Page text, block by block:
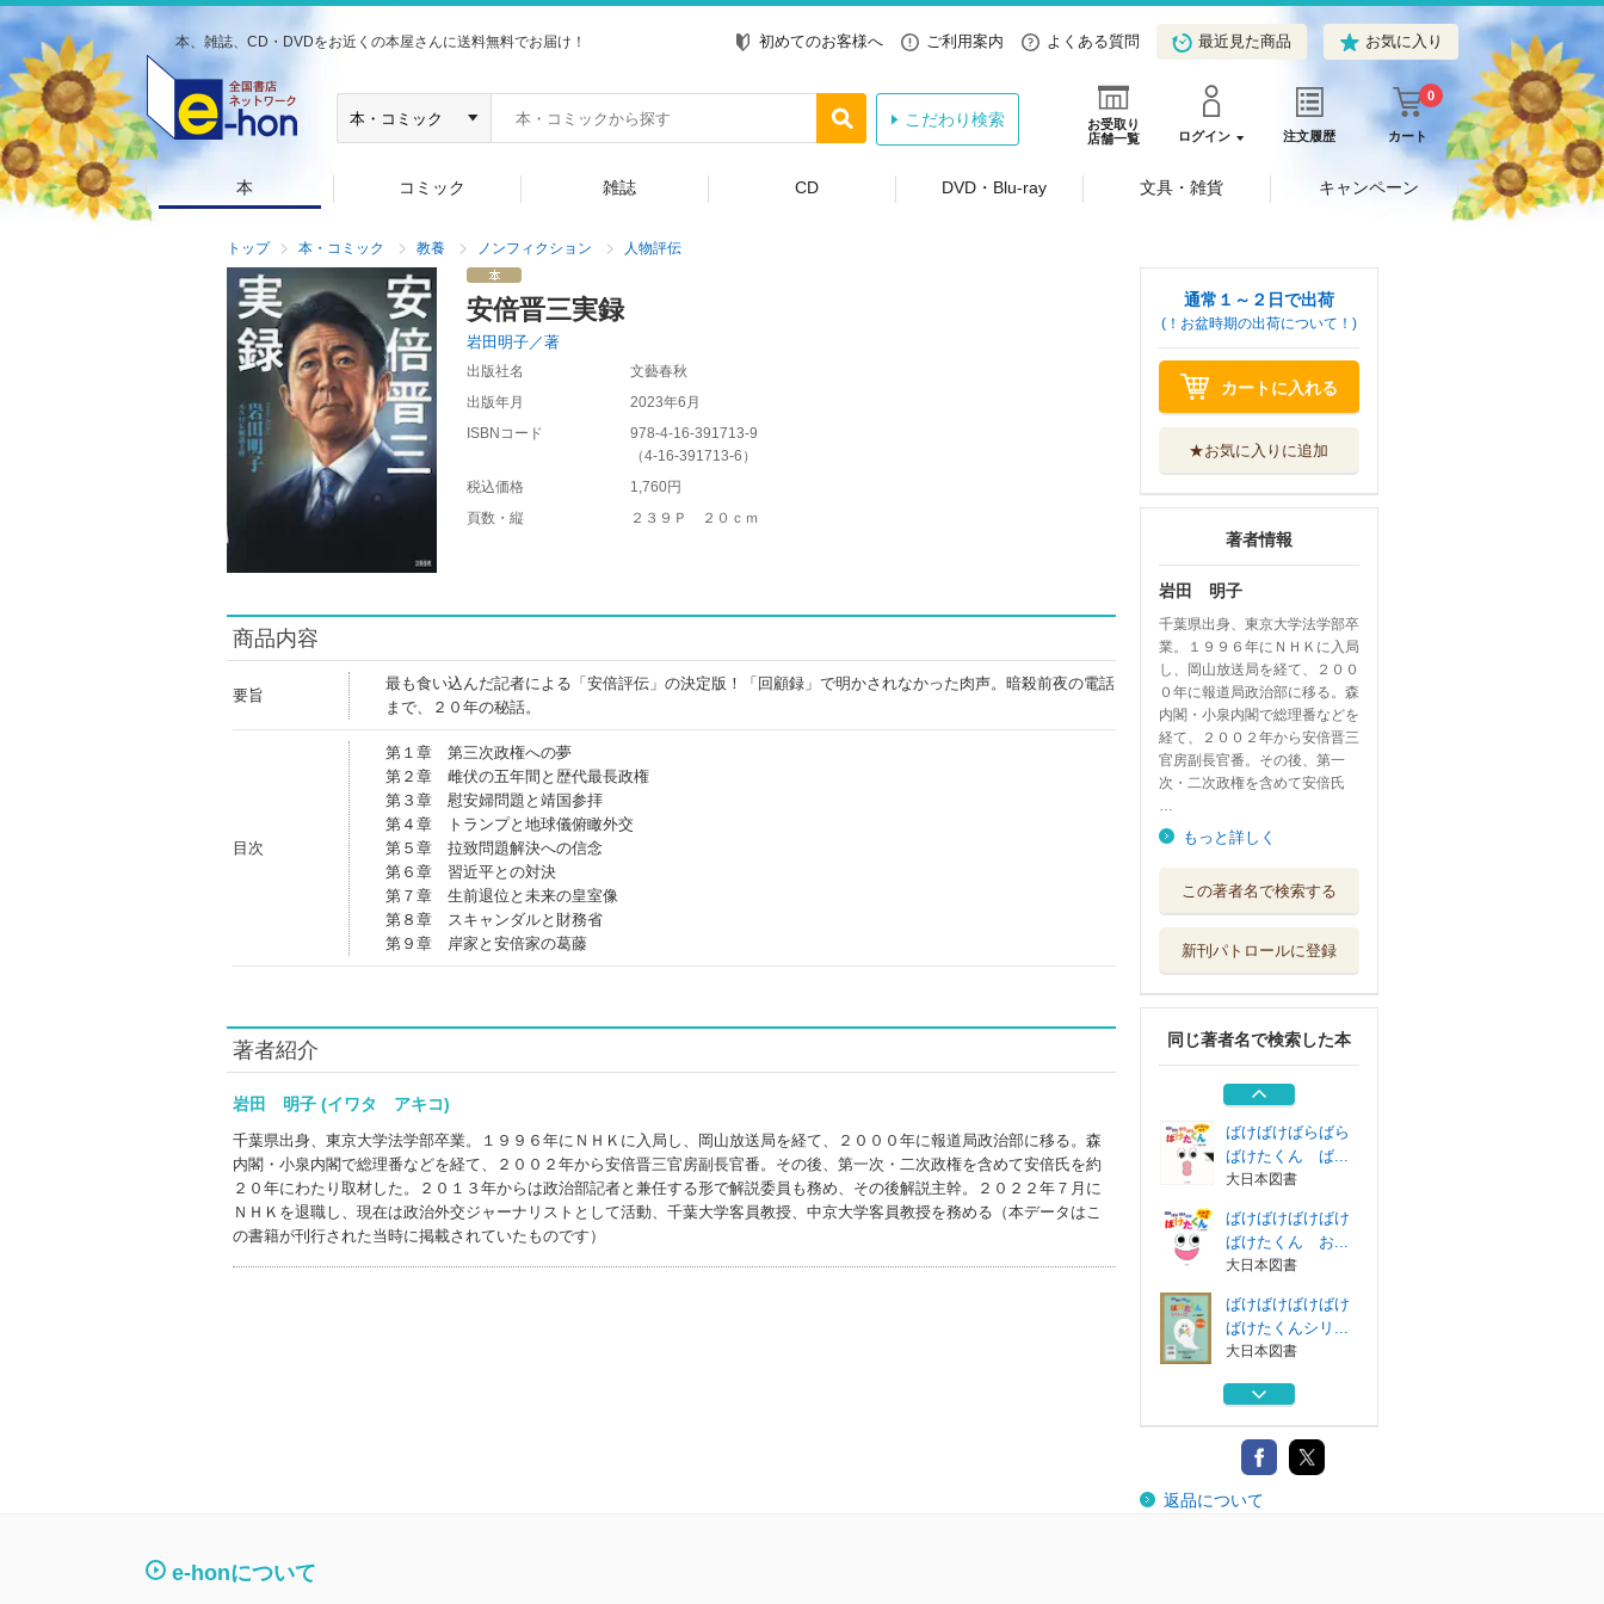
本、雑誌、CD・DVDをお近くの本屋さんに送料無料でお届け！ 初めてのお客様へ ご利用案内 よくある質問 最近見た商品 お気に入り
お受取り
店舗一覧
ログイン 注文履歴 カート
0
こだわり検索
本 コミック 雑誌 CD DVD・Blu-ray 文具・雑貨 キャンペーン
トップ 本・コミック 教養 ノンフィクション 人物評伝
安倍晋三実録
岩田明子／著
出版社名
文藝春秋
出版年月
2023年6月
ISBNコード
978-4-16-391713-9
（4-16-391713-6 ）
税込価格
1,760円
頁数・縦
２３９Ｐ ２０ｃｍ
商品内容
要旨
最も食い込んだ記者による「安倍評伝」の決定版！「回顧録」で明かされなかった肉声。暗殺前夜の電話
まで、２０年の秘話。
目次
第１章 第三次政権への夢
第２章 雌伏の五年間と歴代最長政権
第３章 慰安婦問題と靖国参拝
第４章 トランプと地球儀俯瞰外交
第５章 拉致問題解決への信念
第６章 習近平との対決
第７章 生前退位と未来の皇室像
第８章 スキャンダルと財務省
第９章 岸家と安倍家の葛藤
著者紹介
岩田 明子 (イワタ アキコ)
千葉県出身、東京大学法学部卒業。１９９６年にＮＨＫに入局し、岡山放送局を経て、２０００年に報道局政治部に移る。森
内閣・小泉内閣で総理番などを経て、２００２年から安倍晋三官房副長官番。その後、第一次・二次政権を含めて安倍氏を約
２０年にわたり取材した。２０１３年からは政治部記者と兼任する形で解説委員も務め、その後解説主幹。２０２２年７月に
ＮＨＫを退職し、現在は政治外交ジャーナリストとして活動、千葉大学客員教授、中京大学客員教授を務める（本データはこ
の書籍が刊行された当時に掲載されていたものです）
通常１～２日で出荷
(！お盆時期の出荷について！)
カートに入れる
★お気に入りに追加
著者情報
岩田 明子
千葉県出身、東京大学法学部卒
業。１９９６年にＮＨＫに入局
し、岡山放送局を経て、２００
０年に報道局政治部に移る。森
内閣・小泉内閣で総理番などを
経て、２００２年から安倍晋三
官房副長官番。その後、第一
次・二次政権を含めて安倍氏
…
もっと詳しく
この著者名で検索する
新刊パトロールに登録
同じ著者名で検索した本
ばけたくんシリ...
ばけばけばけばけ
大日本図書
かげわに
文溪堂
ばけばけばらばら
ばけたくん ば...
大日本図書
ばけばけばけばけ
ばけたくん お...
大日本図書
ばけばけばけばけ
ばけたくんシリ...
大日本図書
ばけばけばけばけ
大日本図書
かげわに
文溪堂
返品について
e-honについて